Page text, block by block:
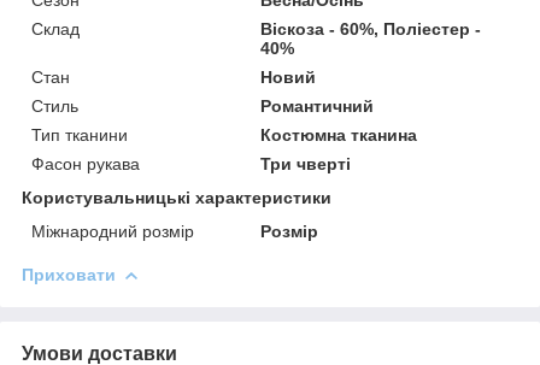
Склад
Віскоза - 60%, Поліестер -
40%
Стан
Новий
Стиль
Романтичний
Тип тканини
Костюмна тканина
Фасон рукава
Три чверті
Користувальницькі характеристики
Міжнародний розмір
Розмір
Приховати
Умови доставки